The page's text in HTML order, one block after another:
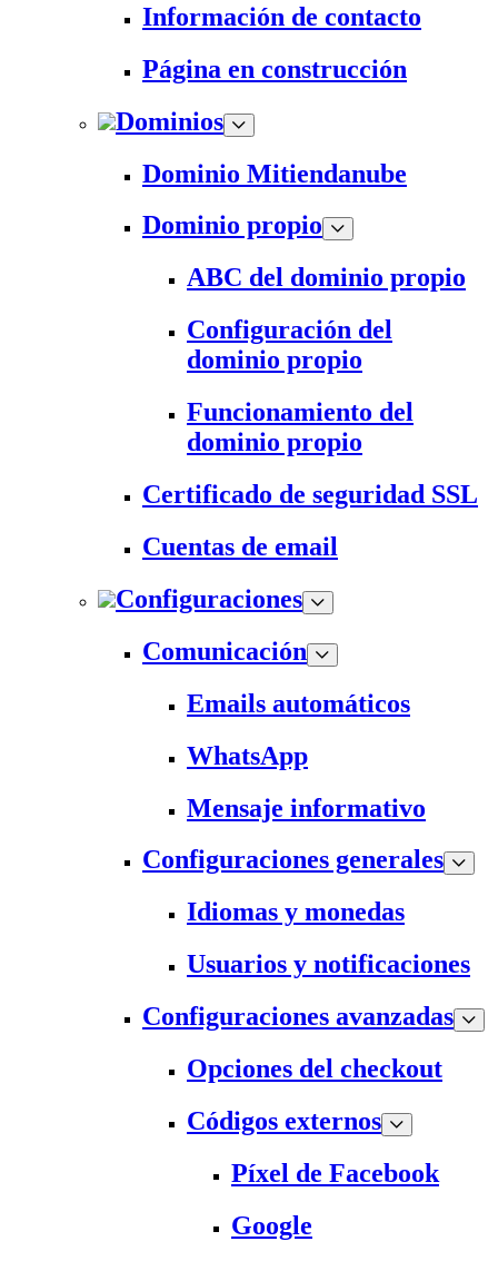
Información de contacto
Página en construcción
Dominios
Dominio Mitiendanube
Dominio propio
ABC del dominio propio
Configuración del
dominio propio
Funcionamiento del
dominio propio
Certificado de seguridad SSL
Cuentas de email
Configuraciones
Comunicación
Emails automáticos
WhatsApp
Mensaje informativo
Configuraciones generales
Idiomas y monedas
Usuarios y notificaciones
Configuraciones avanzadas
Opciones del checkout
Códigos externos
Píxel de Facebook
Google